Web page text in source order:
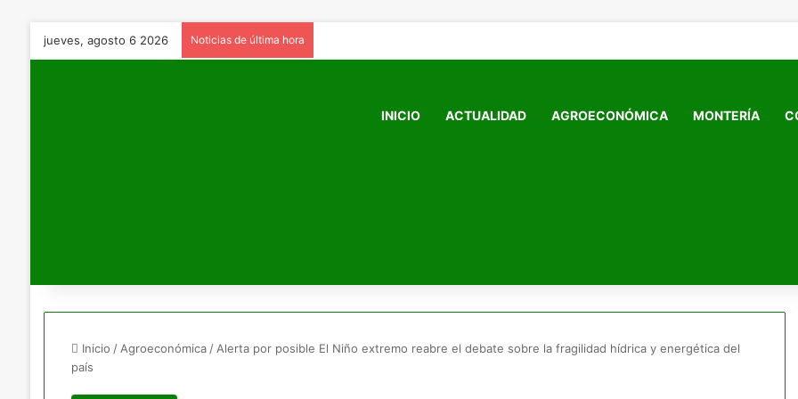
jueves, agosto 6 2026 Noticias de última hora
INICIO ACTUALIDAD AGROECONÓMICA MONTERÍA
Inicio / Agroeconómica / Alerta por posible El Niño extremo reabre el debate sobre la fragilidad hídrica y energética del
país